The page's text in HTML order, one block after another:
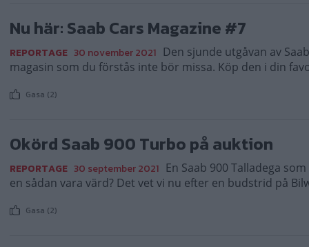
Nu här: Saab Cars Magazine #7
REPORTAGE 30 november 2021 Den sjunde utgåvan av
magasin som du förstås inte bör missa. Köp den i din
Gasa (2)
Okörd Saab 900 Turbo på auktion
REPORTAGE 30 september 2021 En Saab 900 Talladega
en sådan vara värd? Det vet vi nu efter en budstrid på
Gasa (2)